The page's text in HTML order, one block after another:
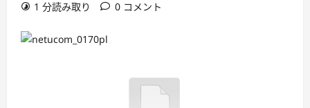
1 分読み取り
0 コメント